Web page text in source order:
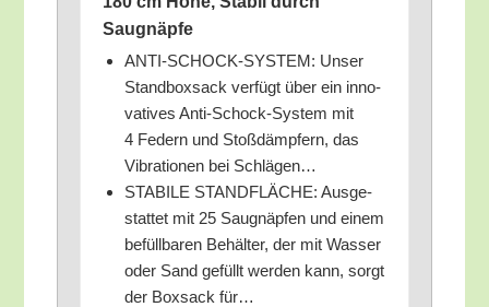
Saugnäpfe
ANTI-SCHOCK-SYSTEM: Unser
Stand­box­sack ver­fügt über ein inno­
va­ti­ves Anti-Schock-Sys­tem mit
4 Federn und Stoß­dämp­fern, das
Vibra­tio­nen bei Schlägen…
STABILE STANDFLÄCHE: Aus­ge­
stat­tet mit 25 Saug­näp­fen und einem
befüll­ba­ren Behäl­ter, der mit Was­ser
oder Sand gefüllt wer­den kann, sorgt
der Box­sack für…